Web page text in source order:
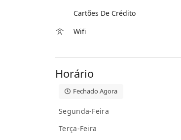
Cartões De Crédito
Wifi
Horário
Fechado Agora
Segunda-Feira
Terça-Feira